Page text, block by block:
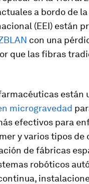
a bordo de
(EEI) están
con una
que las fibras
están
microgravedad
efectivos para
y varios tipos de
de fábricas
robóticos